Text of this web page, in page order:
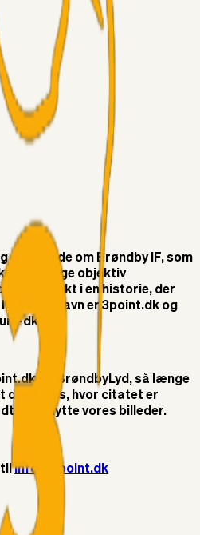
2026
Største Salg
debatside om Brøndby IF, som
at bringe objektiv
i en historie, der
Vores navn er 3point.dk og
dk"
og BrøndbyLyd, så længe
der linkes, hvor citatet er
at benytte vores billeder.
tilinfo@3point.dk